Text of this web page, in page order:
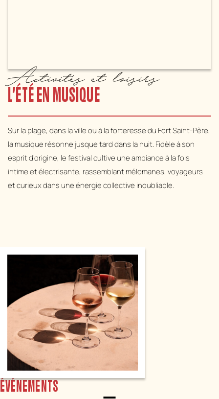
Activités et loisirs
L’ÉTÉ EN MUSIQUE
Sur la plage, dans la ville ou à la forteresse du Fort Saint-Père,
la musique résonne jusque tard dans la nuit. Fidèle à son
esprit d’origine, le festival cultive une ambiance à la fois
intime et électrisante, rassemblant mélomanes, voyageurs
et curieux dans une énergie collective inoubliable.
ÉVÉNEMENTS